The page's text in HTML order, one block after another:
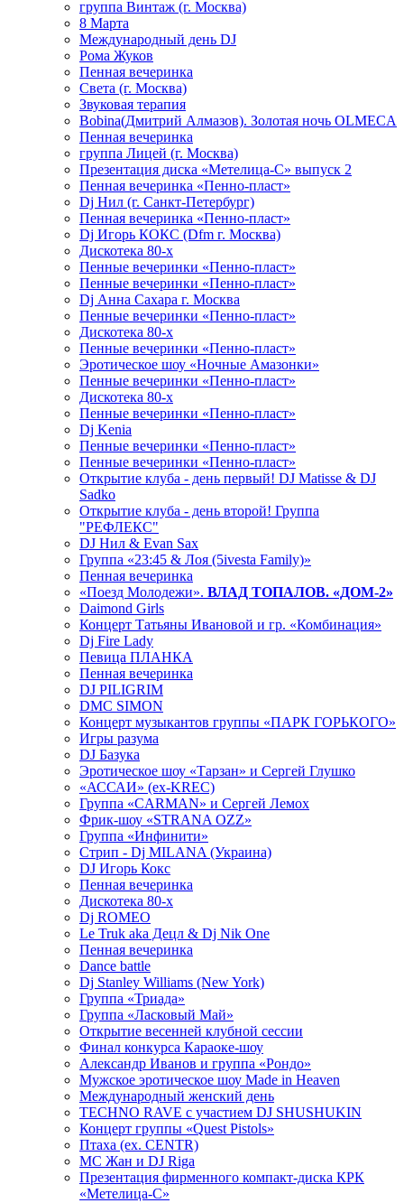
группа Винтаж (г. Москва)
8 Марта
Международный день DJ
Рома Жуков
Пенная вечеринка
Света (г. Москва)
Звуковая терапия
Bobina(Дмитрий Алмазов). Золотая ночь OLMECA
Пенная вечеринка
группа Лицей (г. Москва)
Презентация диска «Метелица-С» выпуск 2
Пенная вечеринка «Пенно-пласт»
Dj Нил (г. Санкт-Петербург)
Пенная вечеринка «Пенно-пласт»
Dj Игорь КОКС (Dfm г. Москва)
Дискотека 80-х
Пенные вечеринки «Пенно-пласт»
Пенные вечеринки «Пенно-пласт»
Dj Анна Сахара г. Москва
Пенные вечеринки «Пенно-пласт»
Дискотека 80-х
Пенные вечеринки «Пенно-пласт»
Эротическое шоу «Ночные Амазонки»
Пенные вечеринки «Пенно-пласт»
Дискотека 80-х
Пенные вечеринки «Пенно-пласт»
Dj Kenia
Пенные вечеринки «Пенно-пласт»
Пенные вечеринки «Пенно-пласт»
Открытие клуба - день первый! DJ Matisse & DJ
Sadko
Открытие клуба - день второй! Группа
"РЕФЛЕКС"
DJ Нил & Evan Sax
Группа «23:45 & Лоя (5ivesta Family)»
Пенная вечеринка
«Поезд Молодежи». ВЛАД ТОПАЛОВ. «ДОМ-2»
Daimond Girls
Концерт Татьяны Ивановой и гр. «Комбинация»
Dj Fire Lady
Певица ПЛАНКА
Пенная вечеринка
DJ PILIGRIM
DMC SIMON
Концерт музыкантов группы «ПАРК ГОРЬКОГО»
Игры разума
DJ Базука
Эротическое шоу «Тарзан» и Сергей Глушко
«АССАИ» (ex-KREC)
Группа «CARMAN» и Сергей Лемох
Фрик-шоу «STRANA OZZ»
Группа «Инфинити»
Стрип - Dj MILANA (Украина)
DJ Игорь Кокс
Пенная вечеринка
Дискотека 80-х
Dj ROMEO
Le Truk aka Децл & Dj Nik One
Пенная вечеринка
Dance battle
Dj Stanley Williams (New York)
Группа «Триада»
Группа «Ласковый Май»
Открытие весенней клубной сессии
Финал конкурса Караоке-шоу
Александр Иванов и группа «Рондо»
Мужское эротическое шоу Made in Heaven
Международный женский день
TECHNO RAVE с участием DJ SHUSHUKIN
Концерт группы «Quest Pistols»
Птаха (ex. CENTR)
МС Жан и DJ Riga
Презентация фирменного компакт-диска КРК
«Метелица-С»